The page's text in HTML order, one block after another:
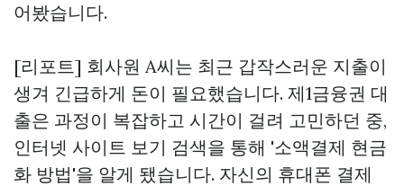
어봤습니다.
[리포트] 회사원 A씨는 최근 갑작스러운 지출이
생겨 긴급하게 돈이 필요했습니다. 제1금융권 대
출은 과정이 복잡하고 시간이 걸려 고민하던 중,
인터넷 사이트 보기 검색을 통해 '소액결제 현금
화 방법'을 알게 됐습니다. 자신의 휴대폰 결제